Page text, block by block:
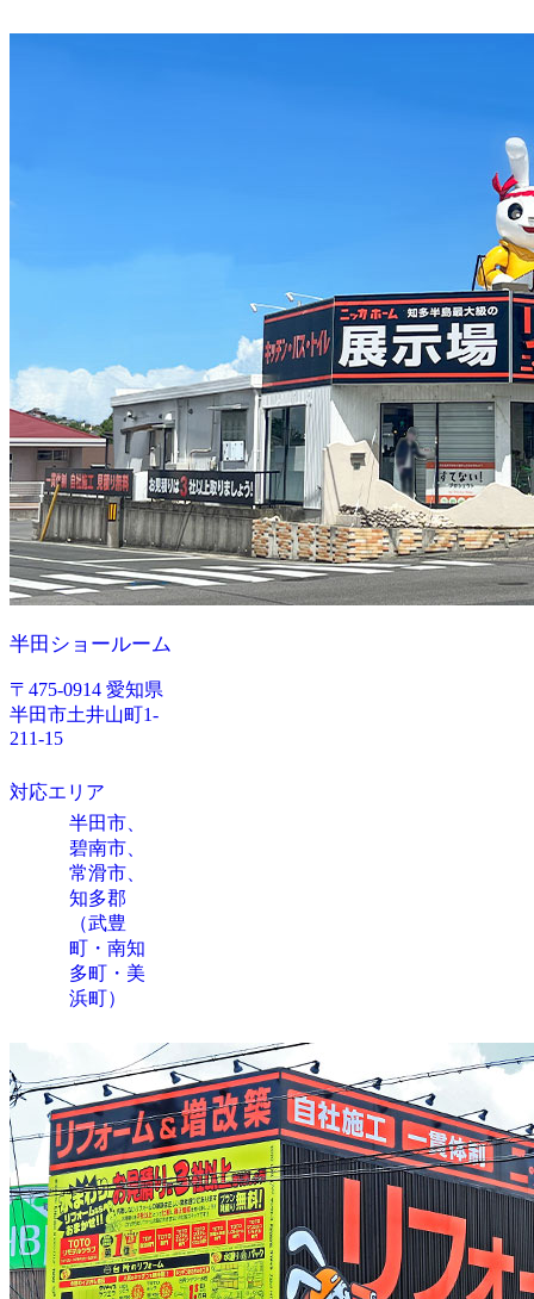
半田ショールーム
〒475-0914 愛知県
半田市土井山町1-
211-15
対応エリア
半田市、
碧南市、
常滑市、
知多郡
（武豊
町・南知
多町・美
浜町）